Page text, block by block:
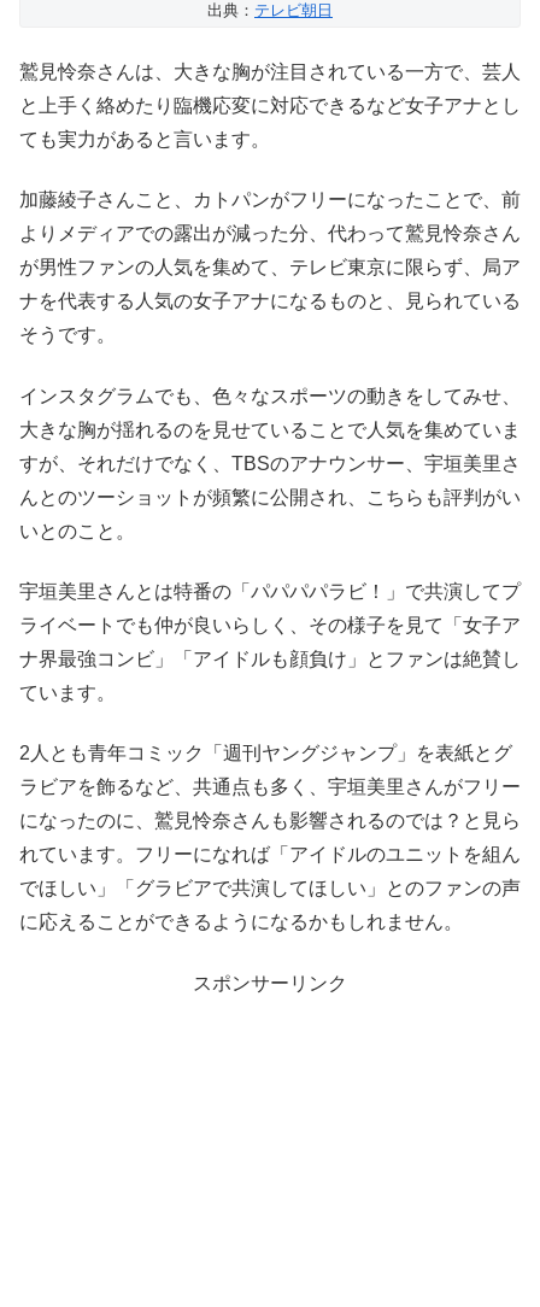
出典： テレビ朝日
鷲見怜奈さんは、大きな胸が注目されている一方で、芸人
と上手く絡めたり臨機応変に対応できるなど女子アナとし
ても実力があると言います。
加藤綾子さんこと、カトパンがフリーになったことで、前
よりメディアでの露出が減った分、代わって鷲見怜奈さん
が男性ファンの人気を集めて、テレビ東京に限らず、局ア
ナを代表する人気の女子アナになるものと、見られている
そうです。
インスタグラムでも、色々なスポーツの動きをしてみせ、
大きな胸が揺れるのを見せていることで人気を集めていま
すが、それだけでなく、TBSのアナウンサー、宇垣美里さ
んとのツーショットが頻繁に公開され、こちらも評判がい
いとのこと。
宇垣美里さんとは特番の「パパパパラビ！」で共演してプ
ライベートでも仲が良いらしく、その様子を見て「女子ア
ナ界最強コンビ」「アイドルも顔負け」とファンは絶賛し
ています。
2人とも青年コミック「週刊ヤングジャンプ」を表紙とグ
ラビアを飾るなど、共通点も多く、宇垣美里さんがフリー
になったのに、鷲見怜奈さんも影響されるのでは？と見ら
れています。フリーになれば「アイドルのユニットを組ん
でほしい」「グラビアで共演してほしい」とのファンの声
に応えることができるようになるかもしれません。
スポンサーリンク